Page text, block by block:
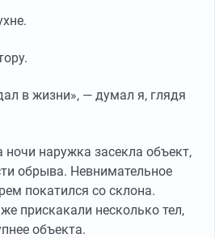
в жизни», — думал я, глядя
ночи наружка засекла объект,
обрыва. Невнимательное
покатился со склона.
прискакали несколько тел,
объекта.